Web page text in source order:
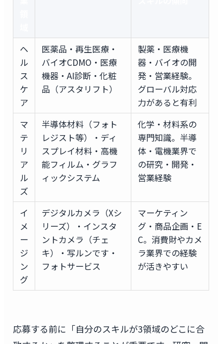
ヘ
ル
ス
ケ
ア
医薬品・再生医療・
バイオCDMO・医療
機器・AI診断・化粧
品（アスタリフト）
製薬・医療機
器・バイオの開
発・営業経験。
グローバル対応
力があると有利
マ
テ
リ
ア
ル
ズ
半導体材料（フォト
レジスト等）・ディ
スプレイ材料・高機
能フィルム・グラフ
ィックシステム
化学・材料系の
専門知識。半導
体・電機業界で
の研究・開発・
営業経験
イ
メ
ー
ジ
ン
グ
デジタルカメラ（Xシ
リーズ）・インスタ
ントカメラ（チェ
キ）・写ルンです・
フォトサービス
マーケティン
グ・商品企画・E
C。消費財やカメ
ラ業界での経験
が活きやすい
応募する前に「自分のスキルが3領域のどこに合